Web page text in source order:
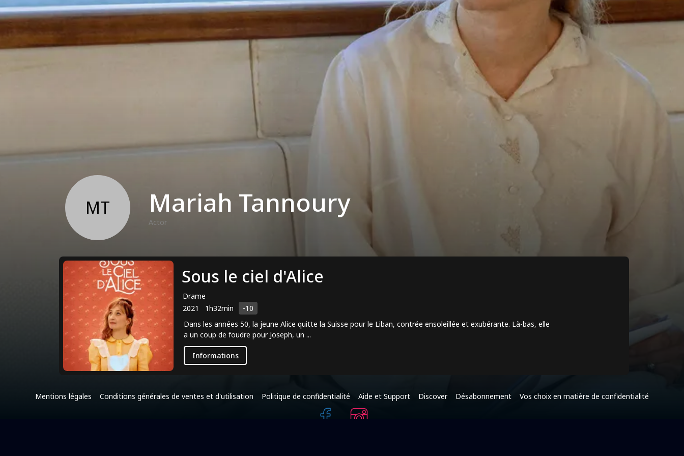
MT Mariah Tannoury
Actor
Sous le ciel d'Alice
Drame
2021
1h32min
-10
Dans les années 50, la jeune Alice quitte la Suisse pour le Liban, contrée ensoleillée et exubérante. Là-bas, elle
a un coup de foudre pour Joseph, un ...
Informations
Mentions légales Conditions générales de ventes et d'utilisation Politique de confidentialité Aide et Support Discover Désabonnement Vos choix en matière de confidentialité